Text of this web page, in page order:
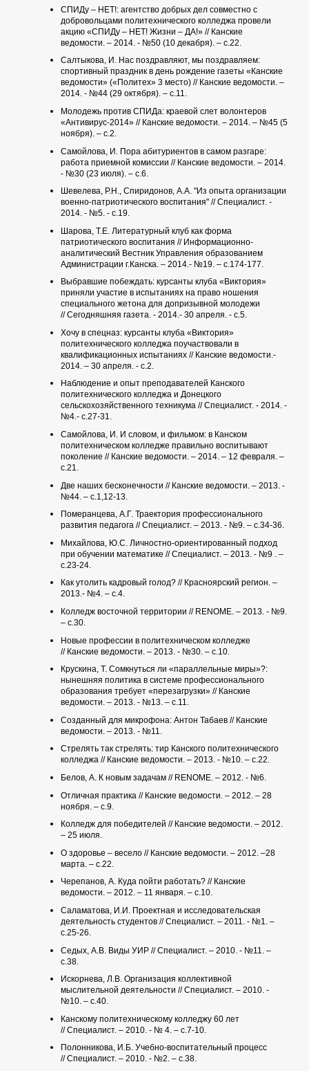
СПИДу – НЕТ!: агентство добрых дел совместно с
добровольцами политехнического колледжа провели
акцию «СПИДу – НЕТ! Жизни – ДА!» // Канские
ведомости. – 2014. - №50 (10 декабря). – с.22.
Салтыкова, И. Нас поздравляют, мы поздравляем:
спортивный праздник в день рождение газеты «Канские
ведомости» («Политех» 3 место) // Канские ведомости. –
2014. - №44 (29 октября). – с.11.
Молодежь против СПИДа: краевой слет волонтеров
«Антивирус-2014» // Канские ведомости. – 2014. – №45 (5
ноября). – с.2.
Самойлова, И. Пора абитуриентов в самом разгаре:
работа приемной комиссии // Канские ведомости. – 2014.
- №30 (23 июля). – с.6.
Шевелева, Р.Н., Спиридонов, А.А. "Из опыта организации
военно-патриотического воспитания" // Специалист. -
2014. - №5. - с.19.
Шарова, Т.Е. Литературный клуб как форма
патриотического воспитания // Информационно-
аналитический Вестник Управления образованием
Администрации г.Канска. – 2014.- №19. – с.174-177.
Выбравшие побеждать: курсанты клуба «Виктория»
приняли участие в испытаниях на право ношения
специального жетона для допризывной молодежи
// Сегодняшняя газета. - 2014.- 30 апреля. - с.5.
Хочу в спецназ: курсанты клуба «Виктория»
политехнического колледжа поучаствовали в
квалификационных испытаниях // Канские ведомости.-
2014. – 30 апреля. - с.2.
Наблюдение и опыт преподавателей Канского
политехнического колледжа и Донецкого
сельскохозяйственного техникума // Специалист. - 2014. -
№4.- с.27-31.
Самойлова, И. И словом, и фильмом: в Канском
политехническом колледже правильно воспитывают
поколение // Канские ведомости. – 2014. – 12 февраля. –
с.21.
Две наших бесконечности // Канские ведомости. – 2013. -
№44. – с.1,12-13.
Померанцева, А.Г. Траектория профессионального
развития педагога // Специалист. – 2013. - №9. – с.34-36.
Михайлова, Ю.С. Личностно-ориентированный подход
при обучении математике // Специалист. – 2013. - №9 . –
с.23-24.
Как утолить кадровый голод? // Красноярский регион. –
2013.- №4. – с.4.
Колледж восточной территории // RENOME. – 2013. - №9.
– с.30.
Новые профессии в политехническом колледже
// Канские ведомости. – 2013. - №30. – с.10.
Крускина, Т. Сомкнуться ли «параллельные миры»?:
нынешняя политика в системе профессионального
образования требует «перезагрузки» // Канские
ведомости. – 2013. - №13. – с.11.
Созданный для микрофона: Антон Табаев // Канские
ведомости. – 2013. - №11.
Стрелять так стрелять: тир Канского политехнического
колледжа // Канские ведомости. – 2013. - №10. – с.22.
Белов, А. К новым задачам // RENOME. – 2012. - №6.
Отличная практика // Канские ведомости. – 2012. – 28
ноября. – с.9.
Колледж для победителей // Канские ведомости. – 2012.
– 25 июля.
О здоровье – весело // Канские ведомости. – 2012. –28
марта. – с.22.
Черепанов, А. Куда пойти работать? // Канские
ведомости. – 2012. – 11 января. – с.10.
Саламатова, И.И. Проектная и исследовательская
деятельность студентов // Специалист. – 2011. - №1. –
с.25-26.
Седых, А.В. Виды УИР // Специалист. – 2010. - №11. –
с.38.
Искорнева, Л.В. Организация коллективной
мыслительной деятельности // Специалист. – 2010. -
№10. – с.40.
Канскому политехническому колледжу 60 лет
// Специалист. – 2010. - № 4. – с.7-10.
Полонникова, И.Б. Учебно-воспитательный процесс
// Специалист. – 2010. - №2. – с.38.